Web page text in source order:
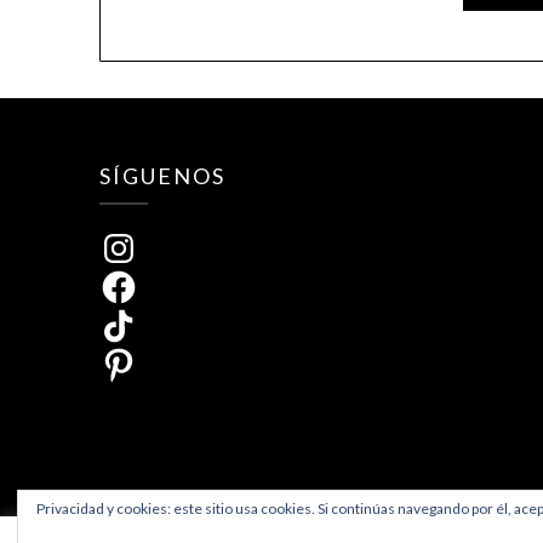
SÍGUENOS
Instagram
Facebook
TikTok
Pinterest
Privacidad y cookies: este sitio usa cookies. Si continúas navegando por él,